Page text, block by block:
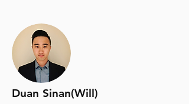
Duan Sinan(Will)